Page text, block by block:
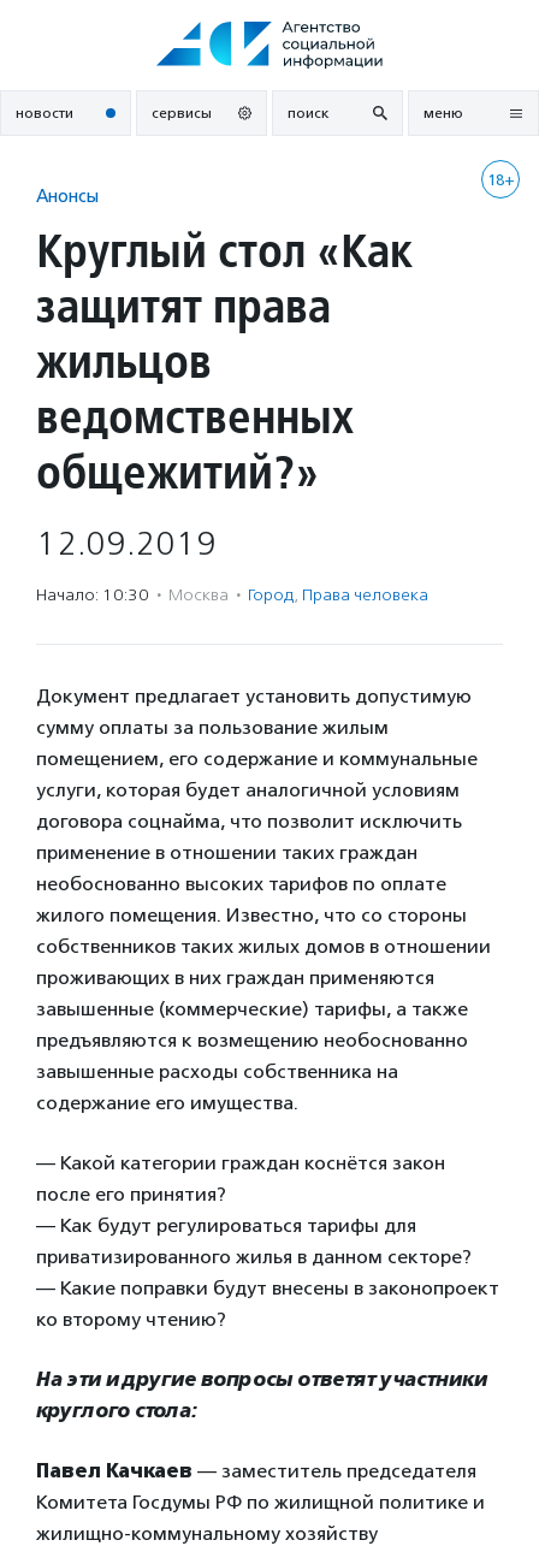
новости сервисы поиск меню
18+
Анонсы
Круглый стол «Как
защитят права
жильцов
ведомственных
общежитий?»
12.09.2019
Начало: 10:30 · Москва · Город, Права человека
Документ предлагает установить допустимую
сумму оплаты за пользование жилым
помещением, его содержание и коммунальные
услуги, которая будет аналогичной условиям
договора соцнайма, что позволит исключить
применение в отношении таких граждан
необоснованно высоких тарифов по оплате
жилого помещения. Известно, что со стороны
собственников таких жилых домов в отношении
проживающих в них граждан применяются
завышенные (коммерческие) тарифы, а также
предъявляются к возмещению необоснованно
завышенные расходы собственника на
содержание его имущества.
— Какой категории граждан коснётся закон
после его принятия?
— Как будут регулироваться тарифы для
приватизированного жилья в данном секторе?
— Какие поправки будут внесены в законопроект
ко второму чтению?
На эти и другие вопросы ответят участники
круглого стола:
Павел Качкаев — заместитель председателя
Комитета Госдумы РФ по жилищной политике и
жилищно-коммунальному хозяйству